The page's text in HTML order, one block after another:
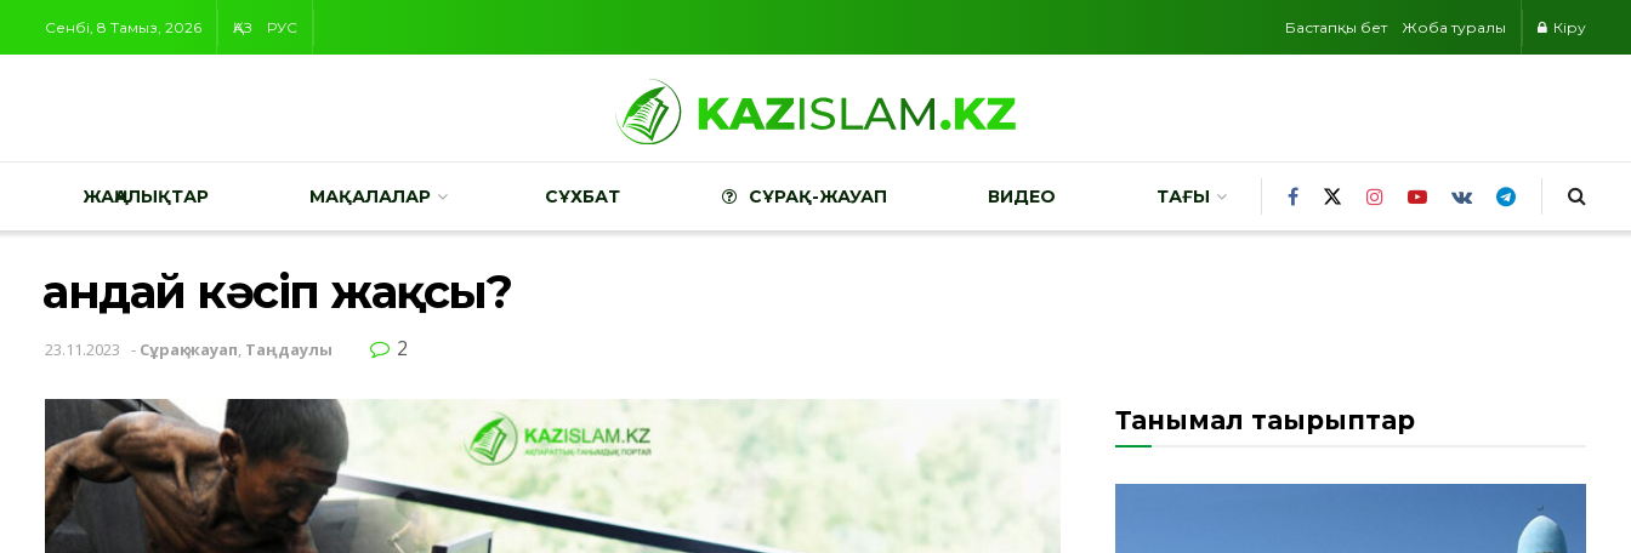
Сенбі, 8 Тамыз, 2026 ҚАЗ РУС Бастапқы бет Жоба туралы Кіру
ЖАҢАЛЫҚТАР МАҚАЛАЛАР СҰХБАТ СҰРАҚ-ЖАУАП ВИДЕО ТАҒЫ
Қандай кәсіп жақсы?
23.11.2023 - Сұрақ-жауап, Таңдаулы 2
Танымал тақырыптар